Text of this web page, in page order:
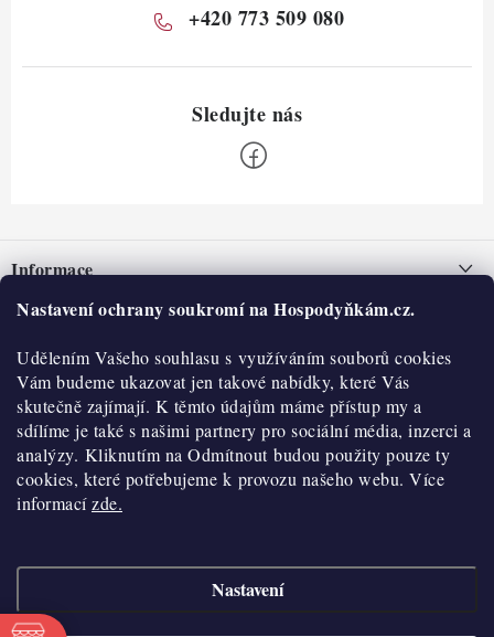
Nastavení ochrany soukromí na Hospodyňkám.cz.
Udělením Vašeho souhlasu s využíváním souborů cookies
Vám budeme ukazovat jen takové nabídky, které Vás
skutečně zajímají. K těmto údajům máme přístup my a
sdílíme je také s našimi partnery pro sociální média, inzerci a
analýzy. Kliknutím na Odmítnout budou použity pouze ty
cookies, které potřebujeme k provozu našeho webu. Více
informacízde.
Nastavení
+420 773 509 080
pInformace
Nepřevzetí zásilky na dobírku
Obchodní podmínky
Hodnocení obchodu
Blog
Moje objednávka
O nás
Historie
Kontakty
O nákupu
Reklamace a vratky
Výdejní místa
Copyright 2026